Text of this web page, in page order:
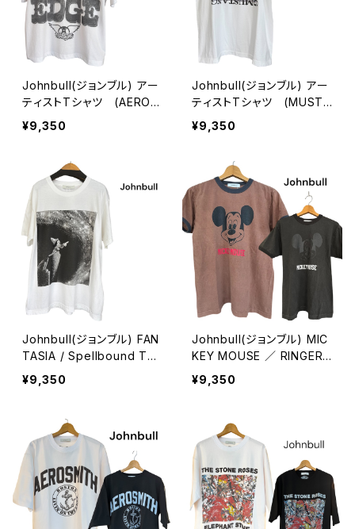
Johnbull(ジョンブル) アー
ティストTシャツ (AEROS
MITH LIVIN ON THE EDG
¥9,350
Johnbull(ジョンブル) アー
ティストTシャツ (MUSTA
NG girls) Tシャツ
¥9,350
Johnbull(ジョンブル) FAN
TASIA / Spellbound Tシ
ャツ
¥9,350
Johnbull(ジョンブル) MIC
KEY MOUSE ／ RINGER
Tシャツ
¥9,350